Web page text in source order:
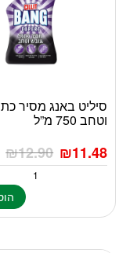
סיליט באנג מסיר
וטחב 750 מ”ל
₪12.90 ₪11.48